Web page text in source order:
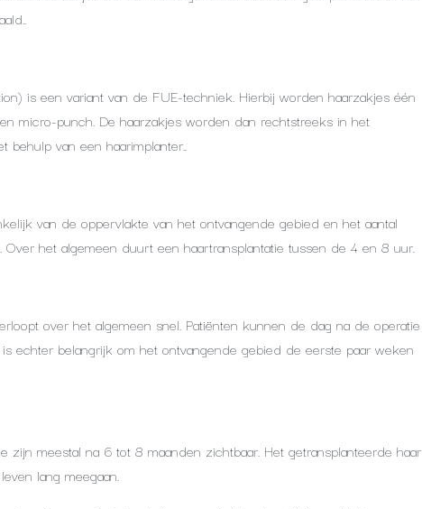
is een variant van de FUE-techniek. Hierbij worden haarzakjes één
micro-punch. De haarzakjes worden dan rechtstreeks in het
van een haarimplanter..
van de oppervlakte van het ontvangende gebied en het aantal
het algemeen duurt een haartransplantatie tussen de 4 en 8 uur.
over het algemeen snel. Patiënten kunnen de dag na de operatie
echter belangrijk om het ontvangende gebied de eerste paar weken
zijn meestal na 6 tot 8 maanden zichtbaar. Het getransplanteerde haar
lang meegaan.